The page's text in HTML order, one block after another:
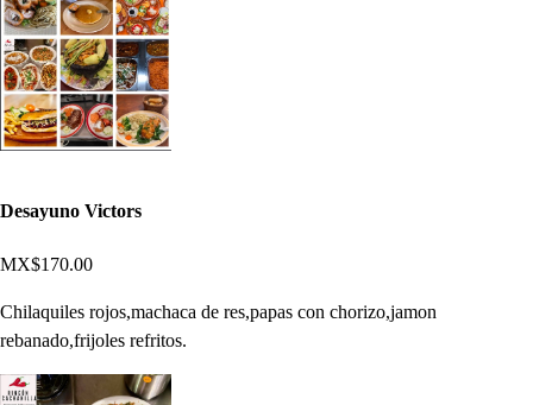
Desayuno Victors
MX$170.00
Chilaquiles rojos,machaca de res,papas con chorizo,jamon
rebanado,frijoles refritos.